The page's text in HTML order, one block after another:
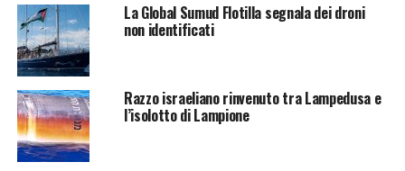
La Global Sumud Flotilla segnala dei droni
non identificati
Razzo israeliano rinvenuto tra Lampedusa e
l’isolotto di Lampione